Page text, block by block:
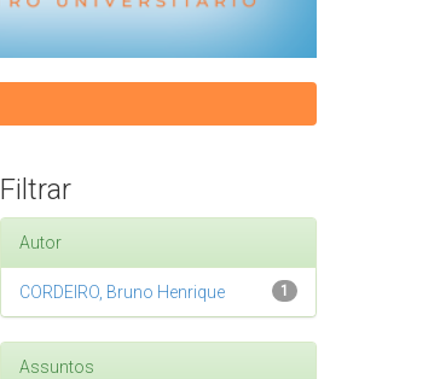
Filtrar
Autor
1
CORDEIRO, Bruno Henrique
Assuntos